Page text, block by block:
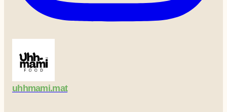
uhhmami.mat